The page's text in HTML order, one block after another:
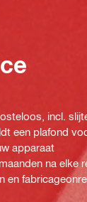
incl.
een plafond
apparaat
na elke
en